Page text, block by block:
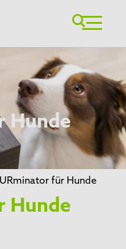
Hunde
für Hunde
Hunde